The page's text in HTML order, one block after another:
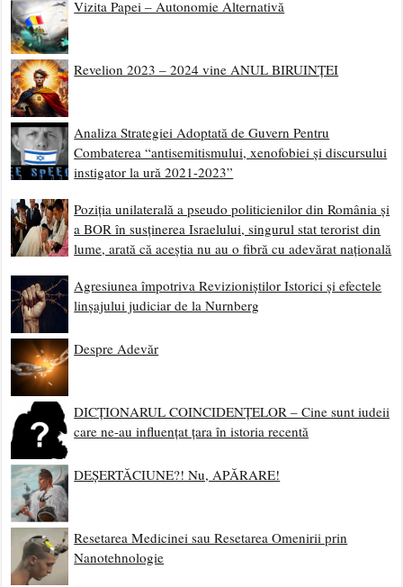
Vizita Papei – Autonomie Alternativă
Revelion 2023 – 2024 vine ANUL BIRUINȚEI
Analiza Strategiei Adoptată de Guvern Pentru
Combaterea “antisemitismului, xenofobiei și discursului
instigator la ură 2021-2023”
Poziția unilaterală a pseudo politicienilor din România și
a BOR în susținerea Israelului, singurul stat terorist din
lume, arată că aceștia nu au o fibră cu adevărat națională
Agresiunea împotriva Revizioniștilor Istorici și efectele
linșajului judiciar de la Nurnberg
Despre Adevăr
DICȚIONARUL COINCIDENȚELOR – Cine sunt iudeii
care ne-au influențat țara în istoria recentă
DEȘERTĂCIUNE?! Nu, APĂRARE!
Resetarea Medicinei sau Resetarea Omenirii prin
Nanotehnologie